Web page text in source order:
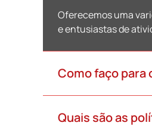
Oferecemos uma
e entusiastas de
Como faço para
Quais são as